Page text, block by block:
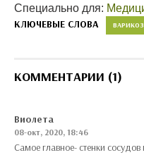
Специально для:
КЛЮЧЕВЫЕ СЛОВА ВАРИКОЗ
КОММЕНТАРИИ (1)
Виолета
08-окт, 2020, 18:46
Самое главное- стенки